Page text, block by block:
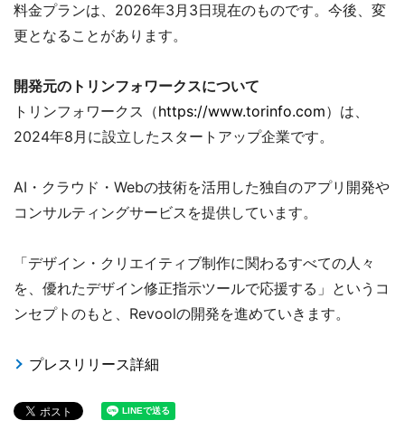
料金プランは、2026年3月3日現在のものです。今後、変
更となることがあります。
開発元のトリンフォワークスについて
トリンフォワークス（https://www.torinfo.com）は、
2024年8月に設立したスタートアップ企業です。
AI・クラウド・Webの技術を活用した独自のアプリ開発や
コンサルティングサービスを提供しています。
「デザイン・クリエイティブ制作に関わるすべての人々
を、優れたデザイン修正指示ツールで応援する」というコ
ンセプトのもと、Revoolの開発を進めていきます。
プレスリリース詳細